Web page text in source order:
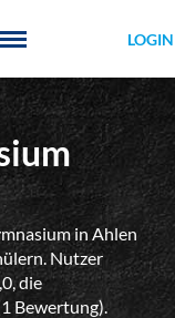
LOGIN
in Ahlen
Nutzer
die
Bewertung).